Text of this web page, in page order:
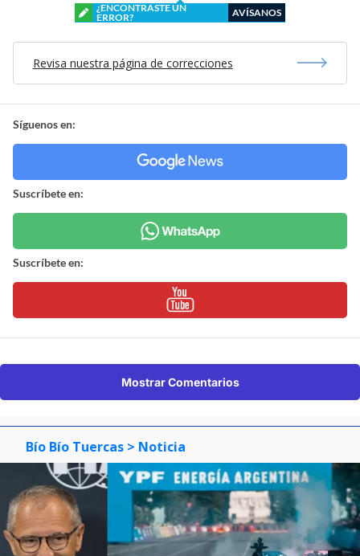
¿ENCONTRASTE UN
ERROR?
AVÍSANOS
Revisa nuestra página de correcciones
Síguenos en:
Suscríbete en:
Suscríbete en:
Mostrar Comentarios
Bío Bío Tuercas > Noticia